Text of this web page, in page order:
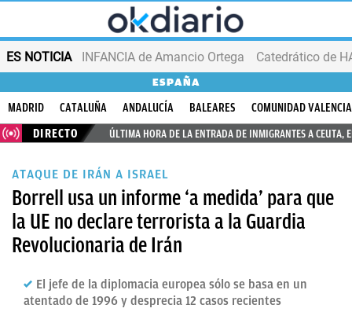
ES NOTICIA INFANCIA de Amancio Ortega
ESPAÑA
MADRID CATALUÑA ANDALUCÍA BALEARES
COMUNIDAD
DIRECTO
ÚLTIMA HORA DE LA ENTRADA DE INMIGRANTES A CEUTA,
ATAQUE DE IRÁN A ISRAEL
Borrell usa un informe ‘a medida’ para que
la UE no declare terrorista a la Guardia
Revolucionaria de Irán
El jefe de la diplomacia europea sólo se basa en un
atentado de 1996 y desprecia 12 casos recientes